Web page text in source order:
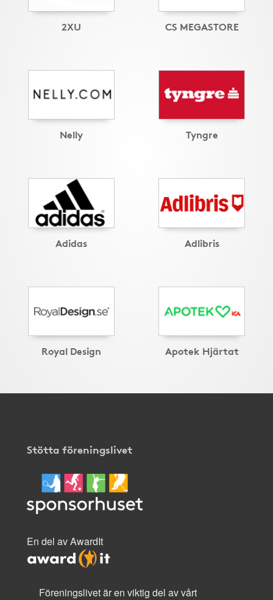
2XU CS MEGASTORE
Nelly Tyngre
Adidas Adlibris
Royal Design Apotek Hjärtat
Stötta föreningslivet
En del av AwardIt
Föreningslivet är en viktig del av vårt